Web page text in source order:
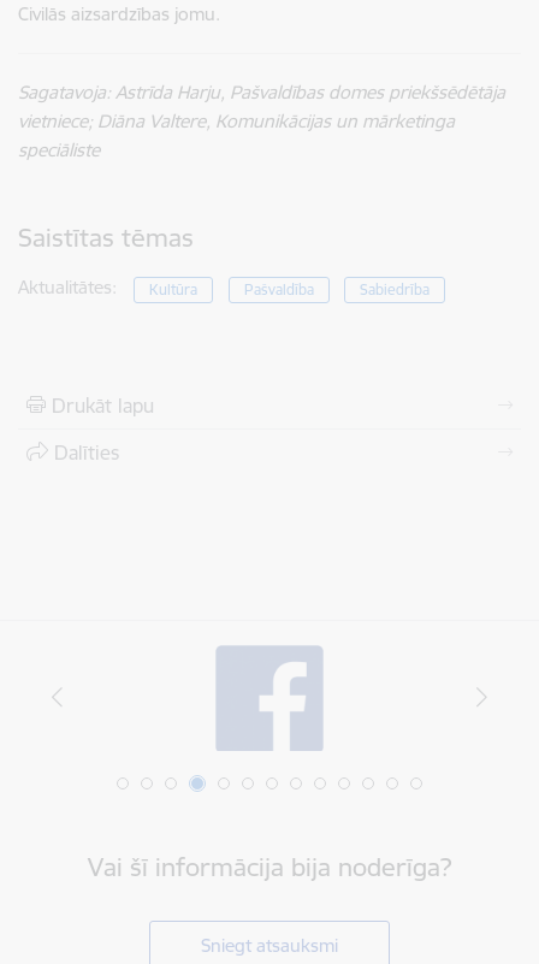
Civilās aizsardzības jomu.
Sagatavoja: Astrīda Harju, Pašvaldības domes priekšsēdētāja
vietniece; Diāna Valtere, Komunikācijas un mārketinga
speciāliste
Saistītas tēmas
Aktualitātes: Kultūra Pašvaldība Sabiedrība
Drukāt lapu
Dalīties
Vai šī informācija bija noderīga?
Sniegt atsauksmi